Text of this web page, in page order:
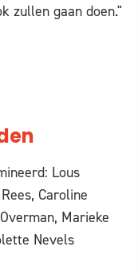
zullen gaan doen."
Lous
Caroline
Marieke
Nevels